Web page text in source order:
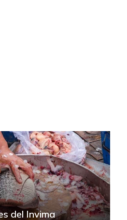
del Invima